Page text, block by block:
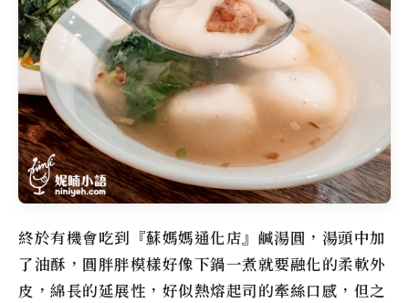
終於有機會吃到『蘇媽媽通化店』鹹湯圓，湯頭中加
了油酥，圓胖胖模樣好像下鍋一煮就要融化的柔軟外
皮，綿長的延展性，好似熱熔起司的牽絲口感，但之